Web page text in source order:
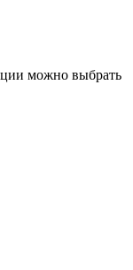
можно выбрать